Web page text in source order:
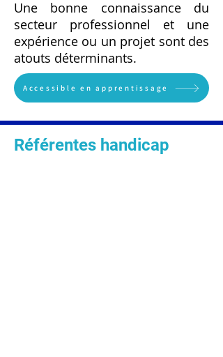
Une bonne connaissance du
secteur professionnel et une
expérience ou un projet sont des
atouts déterminants.
Accessible en apprentissage
Référentes handicap